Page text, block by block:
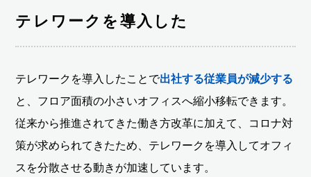
テレワークを導入した
テレワークを導入したことで出社する従業員が減少する
と、フロア面積の小さいオフィスへ縮小移転できます。
従来から推進されてきた働き方改革に加えて、コロナ対
策が求められてきたため、テレワークを導入してオフィ
スを分散させる動きが加速しています。